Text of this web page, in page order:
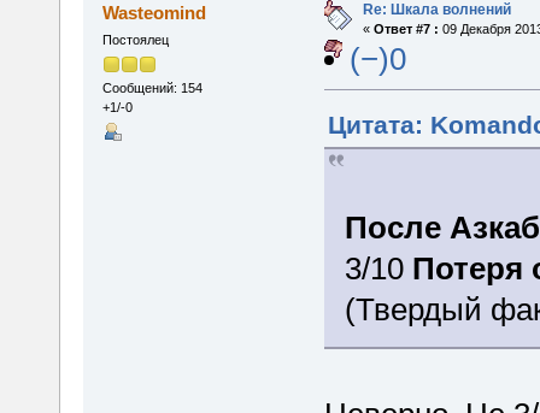
Wasteomind
Постоялец
Сообщений: 154
+1/-0
Re: Шкала волнений
« Ответ #7 : 09 Декабря
(−)0
Цитата:
После
3/10 Потеря
(Твердый